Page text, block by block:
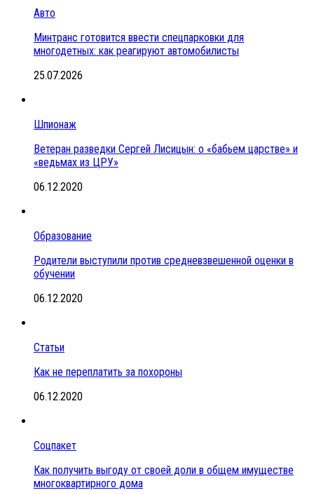
Авто
Минтранс готовится ввести спецпарковки для
многодетных: как реагируют автомобилисты
25.07.2026
Шпионаж
Ветеран разведки Сергей Лисицын: о «бабьем царстве» и
«ведьмах из ЦРУ»
06.12.2020
Образование
Родители выступили против средневзвешенной оценки в
обучении
06.12.2020
Статьи
Как не переплатить за похороны
06.12.2020
Соцпакет
Как получить выгоду от своей доли в общем имуществе
многоквартирного дома